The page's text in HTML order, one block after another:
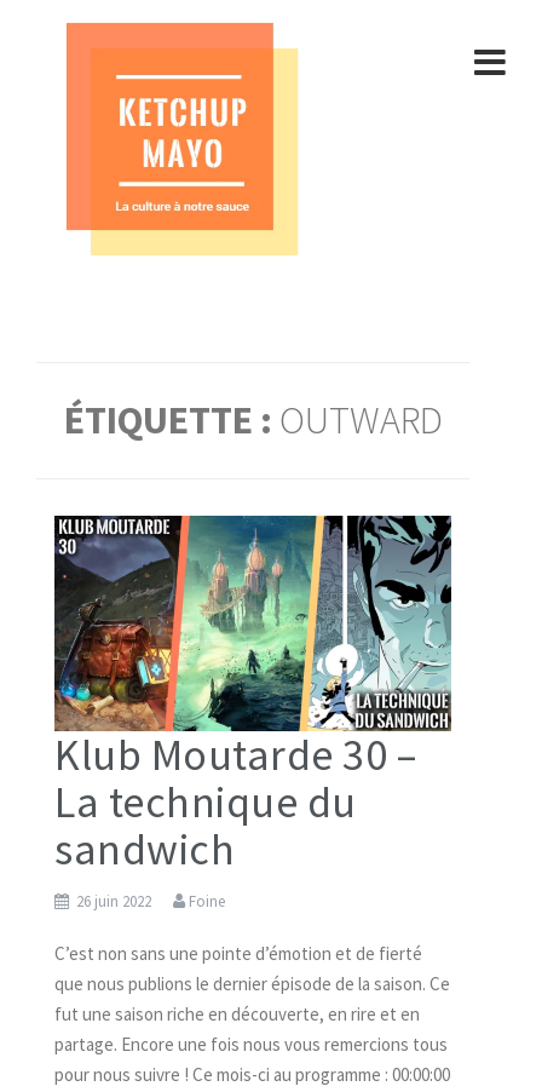
ÉTIQUETTE : OUTWARD
Klub Moutarde 30 –
La technique du
sandwich
26 juin 2022 Foine
C’est non sans une pointe d’émotion et de fierté
que nous publions le dernier épisode de la saison. Ce
fut une saison riche en découverte, en rire et en
partage. Encore une fois nous vous remercions tous
pour nous suivre ! Ce mois-ci au programme : 00:00:00